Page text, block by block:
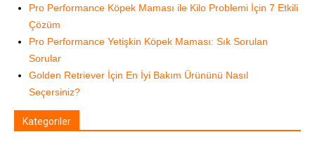
Pro Performance Köpek Maması ile Kilo Problemi İçin 7 Etkili
Çözüm
Pro Performance Yetişkin Köpek Maması: Sık Sorulan
Sorular
Golden Retriever İçin En İyi Bakım Ürününü Nasıl
Seçersiniz?
Kategoriler